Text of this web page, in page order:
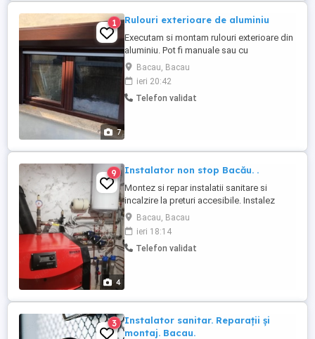
7
1 Rulouri exterioare de aluminiu
Executam si montam rulouri exterioare din
aluminiu. Pot fi manuale sau cu
telecomanda (electrice). Montam usi de
garaj, sectionale sau tip rulou. Esti din
judetele Bacau, Neamt, Suceava? Daca ai
nevoie de rulouri exterioare, ne poti suna
Bacau, Bacau
ieri 20:42
Telefon validat
4
9 Instalator non stop Bacău. .
Montez si repar instalatii sanitare si
incalzire la preturi accesibile. Instalez
calorifere, boilere, hidrofoare, cabine de
dus, robineti, baterii, lavoare, wc-uri,
reparații țevi sparte. Desfundări canalizare
baie, wc-uri. Lucrari in cupru, ppr, pexal.
Bacau, Bacau
ieri 18:14
Telefon validat
3
Instalator sanitar. Reparații și
montaj. Bacau.